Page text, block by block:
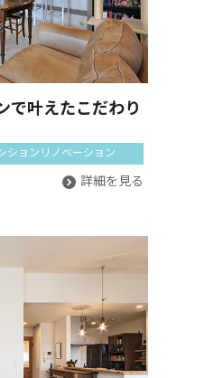
叶えたこだわり
ション リノベーション
詳細を見る